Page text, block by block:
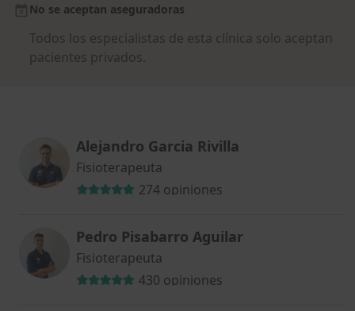
No se aceptan aseguradoras
Todos los especialistas de esta clínica solo aceptan
pacientes privados.
Alejandro Garcia Rivilla
Fisioterapeuta
274 opiniones
Pedro Pisabarro Aguilar
Fisioterapeuta
430 opiniones